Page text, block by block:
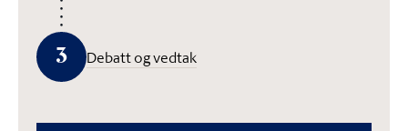
3 Debatt og vedtak